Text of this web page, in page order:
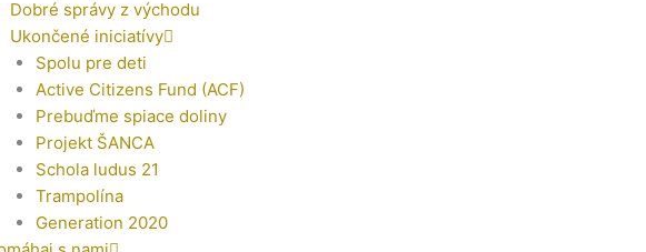
Dobré správy z východu
Ukončené iniciatívy
Spolu pre deti
Active Citizens Fund (ACF)
Prebuďme spiace doliny
Projekt ŠANCA
Schola ludus 21
Trampolína
Generation 2020